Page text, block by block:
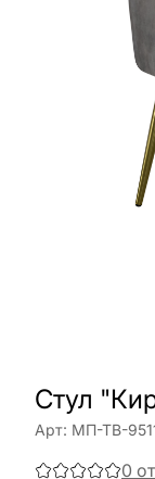
Стул
Арт: МП-ТВ-
0